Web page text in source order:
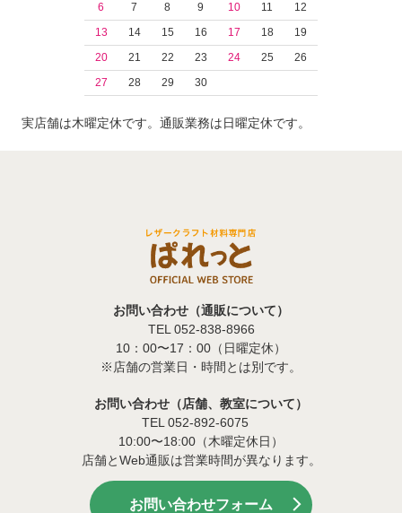
6
7 8 9 10 11
12
13
14 15 16 17 18
19
20
21 22 23 24 25
26
27
28 29 30
実店舗は木曜定休です。通販業務は日曜定休です。
お問い合わせ（通販について）
TEL 052-838-8966
10：00〜17：00（日曜定休）
※店舗の営業日・時間とは別です。
お問い合わせ（店舗、教室について）
TEL 052-892-6075
10:00〜18:00（木曜定休日）
店舗とWeb通販は営業時間が異なります。
お問い合わせフォーム